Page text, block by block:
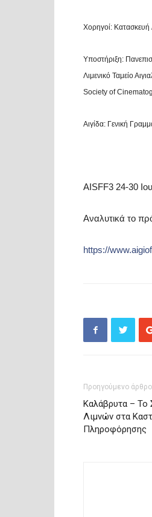
Χορηγοί:
Υποστήριξη:
Λιμενικό Ταμείο
Society of
Αιγίδα: Γενική
AISFF3 24-30
Αναλυτικά το
https://
Προηγούμενο άρθρο
Καλάβρυτα – Το
Λιμνών στα
Πληροφόρησης